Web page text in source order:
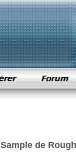
Sample de